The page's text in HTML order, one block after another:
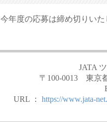
今年度の応募は締め切りい
JATA
〒100-0013 東京
URL ： https://www.jata-